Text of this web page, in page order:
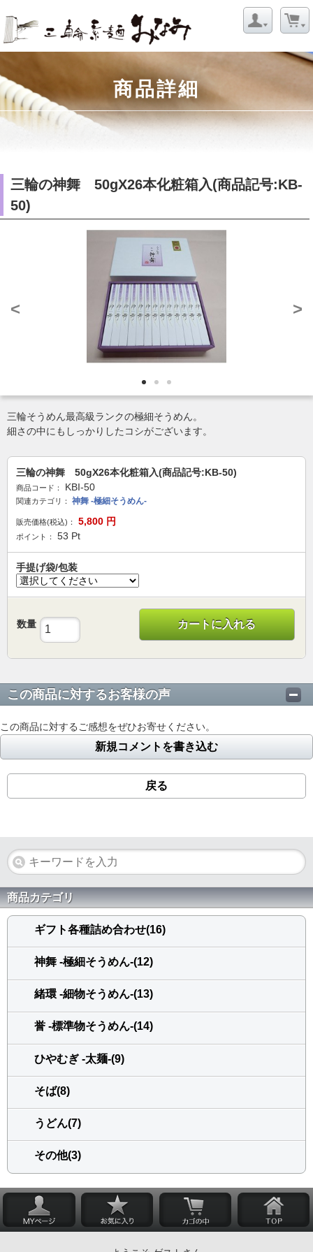
商品詳細
三輪の神舞 50gX26本化粧箱入(商品記号:KB-
50)
< >
三輪そうめん最高級ランクの極細そうめん。
細さの中にもしっかりしたコシがございます。
三輪の神舞 50gX26本化粧箱入(商品記号:KB-50)
商品コード： KBI-50
関連カテゴリ： 神舞 -極細そうめん-
販売価格(税込)： 5,800 円
ポイント： 53 Pt
手提げ袋/包装
数量 カートに入れる
この商品に対するお客様の声
この商品に対するご感想をぜひお寄せください。
新規コメントを書き込む
戻る
商品カテゴリ
ギフト各種詰め合わせ(16)
神舞 -極細そうめん-(12)
緒環 -細物そうめん-(13)
誉 -標準物そうめん-(14)
ひやむぎ -太麺-(9)
そば(8)
うどん(7)
その他(3)